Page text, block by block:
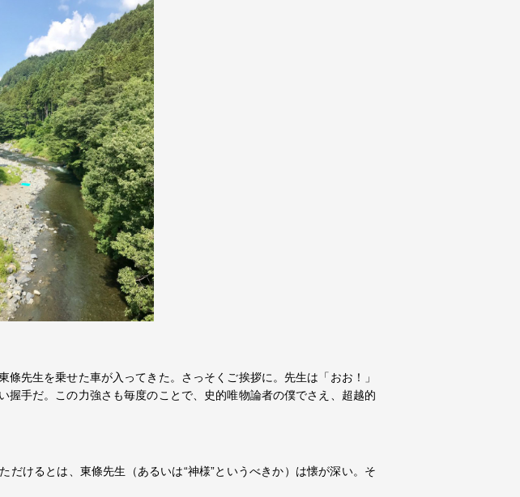
先生を乗せた車が入ってきた。さっそくご挨拶に。先生は「おお！」
握手だ。この力強さも毎度のことで、史的唯物論者の僕でさえ、超越的
けるとは、東條先生（あるいは“神様”というべきか）は懐が深い。そ